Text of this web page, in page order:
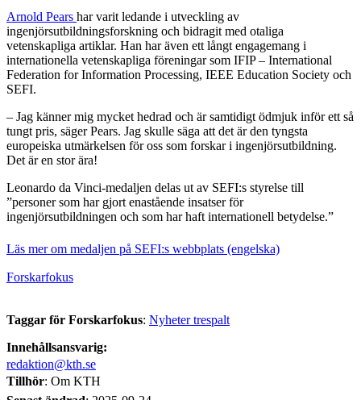
Arnold Pears har varit ledande i utveckling av
ingenjörsutbildningsforskning och bidragit med otaliga
vetenskapliga artiklar. Han har även ett långt engagemang i
internationella vetenskapliga föreningar som IFIP – International
Federation for Information Processing, IEEE Education Society och
SEFI.
– Jag känner mig mycket hedrad och är samtidigt ödmjuk inför ett så
tungt pris, säger Pears. Jag skulle säga att det är den tyngsta
europeiska utmärkelsen för oss som forskar i ingenjörsutbildning.
Det är en stor ära!
Leonardo da Vinci-medaljen delas ut av SEFI:s styrelse till
”personer som har gjort enastående insatser för
ingenjörsutbildningen och som har haft internationell betydelse.”
Läs mer om medaljen på SEFI:s webbplats (engelska)
Forskarfokus
Taggar för Forskarfokus: Nyheter trespalt
Innehållsansvarig:
redaktion@kth.se
Tillhör: Om KTH